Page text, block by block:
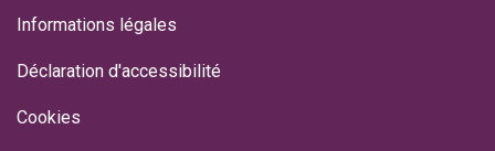
Informations légales
Déclaration d'accessibilité
Cookies